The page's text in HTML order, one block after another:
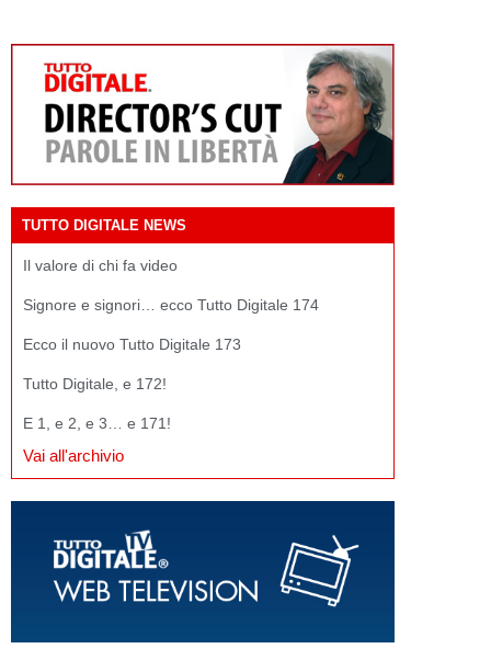
TUTTO DIGITALE NEWS
Il valore di chi fa video
Signore e signori… ecco Tutto Digitale 174
Ecco il nuovo Tutto Digitale 173
Tutto Digitale, e 172!
E 1, e 2, e 3… e 171!
Vai all'archivio